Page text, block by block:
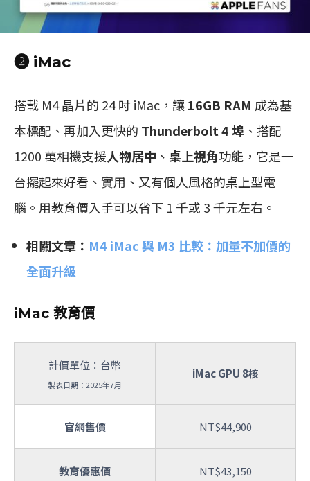
❷ iMac
搭載 M4 晶片的 24 吋 iMac，讓16GB RAM 成為基
本標配、再加入更快的 Thunderbolt 4 埠 、搭配
1200 萬相機支援人物居中 、 桌上視角功能，它是一
台擺起來好看、實用、又有個人風格的桌上型電
腦。用教育價入手可以省下 1 千或 3 千元左右。
相關文章： M4 iMac 與 M3 比較：加量不加價的
全面升級
iMac 教育價
計價單位：台幣
製表日期：2025年7月
iMac GPU 8核
官網售價 NT$44,900
教育優惠價 NT$43,150